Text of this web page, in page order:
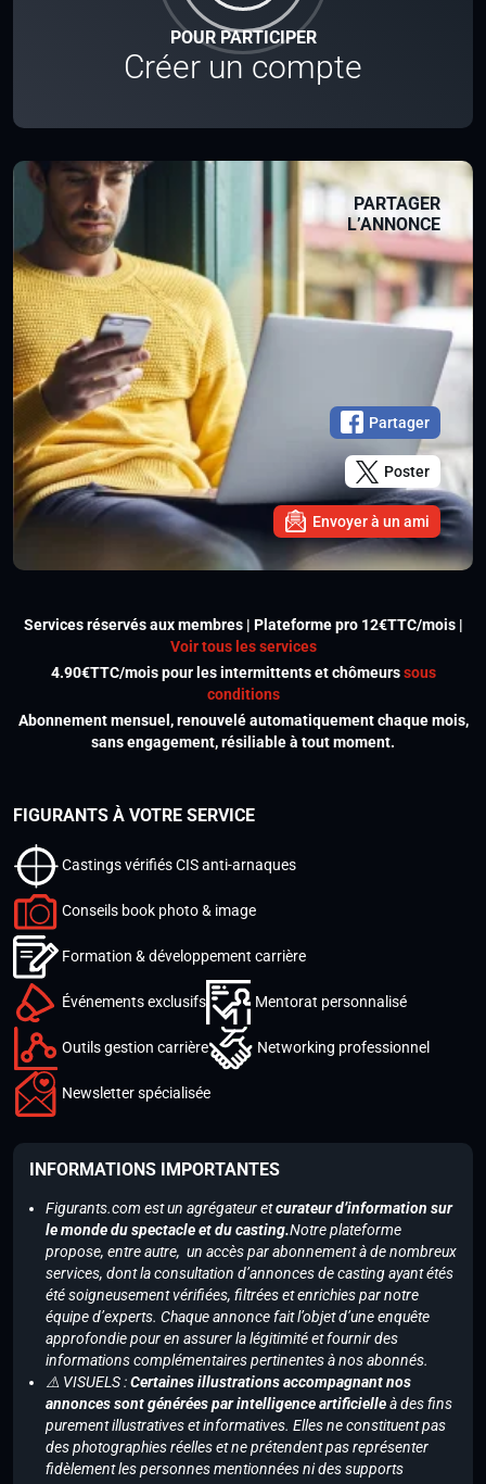
POUR PARTICIPER
Créer un compte
PARTAGER
L’ANNONCE
Partager
Poster
Envoyer à un ami
Services réservés aux membres | Plateforme pro 12€TTC/mois |
Voir tous les services
4.90€TTC/mois pour les intermittents et chômeurssous
conditions
Abonnement mensuel, renouvelé automatiquement chaque mois,
sans engagement, résiliable à tout moment.
FIGURANTS À VOTRE SERVICE
Castings vérifiés CIS anti-arnaques
Conseils book photo & image
Formation & développement carrière
Événements exclusifs Mentorat personnalisé
Outils gestion carrière Networking professionnel
Newsletter spécialisée
INFORMATIONS IMPORTANTES
Figurants.com est un agrégateur etcurateur d’information sur
le monde du spectacle et du casting.Notre plateforme
propose, entre autre, un accès par abonnement à de nombreux
services, dont la consultation d’annonces de casting ayant étés
été soigneusement vérifiées, filtrées et enrichies par notre
équipe d’experts. Chaque annonce fait l’objet d’une enquête
approfondie pour en assurer la légitimité et fournir des
informations complémentaires pertinentes à nos abonnés.
⚠️ VISUELS :Certaines illustrations accompagnant nos
annonces sont générées par intelligence artificielleà des fins
purement illustratives et informatives. Elles ne constituent pas
des photographies réelles et ne prétendent pas représenter
fidèlement les personnes mentionnées ni des supports